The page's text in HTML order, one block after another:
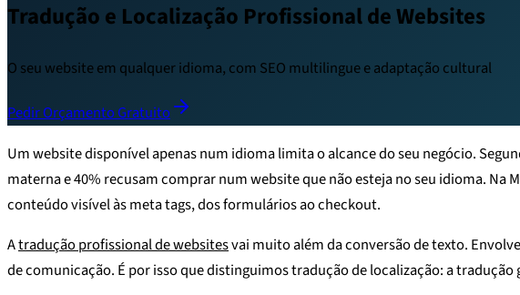
Tradução e Localização Profissional de Websites
O seu website em qualquer idioma, com SEO multilingue e adaptação cultural
Pedir Orçamento Gratuito
Um website disponível apenas num idioma limita o alcance do seu negócio.
materna e 40% recusam comprar num website que não esteja no seu idioma.
conteúdo visível às meta tags, dos formulários ao checkout.
Atradução profissional de websitesvai muito além da conversão de texto.
de comunicação. É por isso que distinguimos tradução de localização: a